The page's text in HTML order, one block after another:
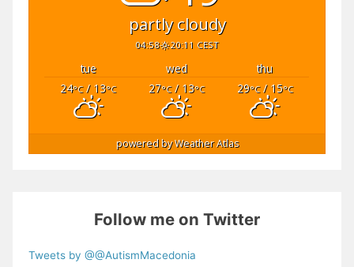
partly cloudy
04:58 20:11 CEST
tue wed
thu
24°C/ 13°C 27°C/ 13°C 29°C/ 15°C
powered byWeather Atlas
Follow me on Twitter
Tweets by @@AutismMacedonia